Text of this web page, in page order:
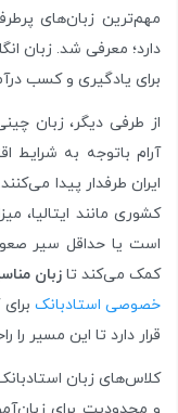
مهم‌ترین زبان‌های
دارد؛ معرفی شد. زبان
برای یادگیری و کسب
از طرفی دیگر، زبان
آرام باتوجه به
ایران طرفدار پیدا
کشوری مانند ایتالیا،
است یا حداقل سیر
کمک می‌کند تازبان
خصوصی استادبانک
قرار دارد تا این مسیر
کلاس‌های زبان